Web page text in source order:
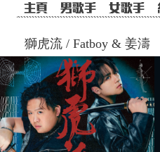
獅虎流 / Fatboy & 姜濤